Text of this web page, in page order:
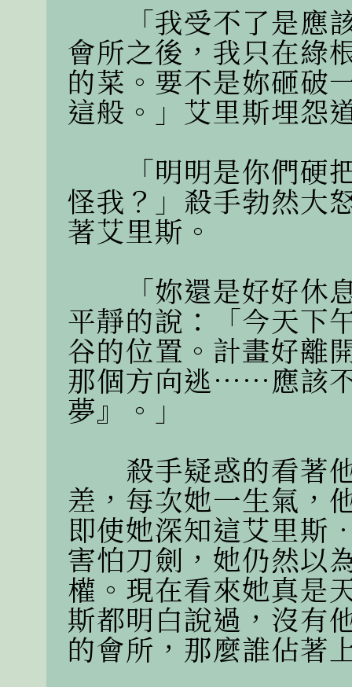
「我受不了是應該
會所之後，我只在綠
的菜。要不是妳砸破
這般。」艾里斯埋怨
「明明是你們硬把
怪我？」殺手勃然大
著艾里斯。
「妳還是好好休息
平靜的說：「今天下
谷的位置。計畫好離
那個方向逃……應該
夢』。」
殺手疑惑的看著他
差，每次她一生氣，
即使她深知這艾里斯
害怕刀劍，她仍然以
權。現在看來她真是
斯都明白說過，沒有
的會所，那麼誰佔著